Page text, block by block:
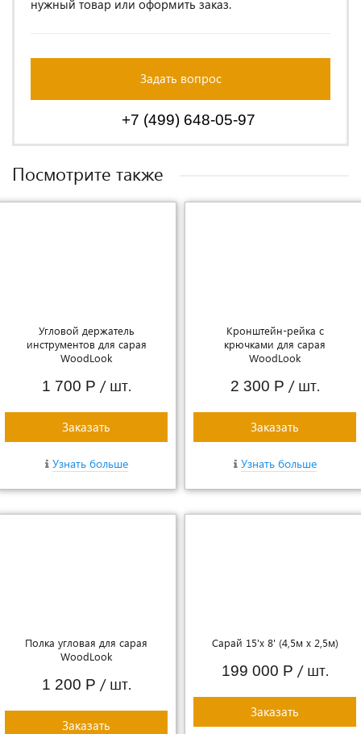
нужный товар или оформить заказ.
Задать вопрос
+7 (499) 648-05-97
Посмотрите также
Угловой держатель
инструментов для сарая
WoodLook
1 700 Р / шт.
Заказать
Узнать больше
Кронштейн-рейка с
крючками для сарая
WoodLook
2 300 Р / шт.
Заказать
Узнать больше
Полка угловая для сарая
WoodLook
1 200 Р / шт.
Заказать
Сарай 15'х 8' (4,5м х 2,5м)
199 000 Р / шт.
Заказать